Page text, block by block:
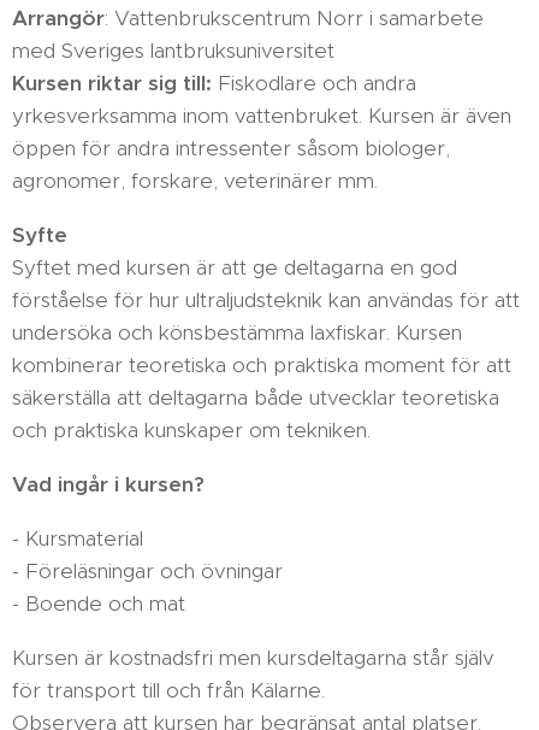
Arrangör: Vattenbrukscentrum Norr i samarbete
med Sveriges lantbruksuniversitet
Kursen riktar sig till: Fiskodlare och andra
yrkesverksamma inom vattenbruket. Kursen är även
öppen för andra intressenter såsom biologer,
agronomer, forskare, veterinärer mm.
Syfte
Syftet med kursen är att ge deltagarna en god
förståelse för hur ultraljudsteknik kan användas för att
undersöka och könsbestämma laxfiskar. Kursen
kombinerar teoretiska och praktiska moment för att
säkerställa att deltagarna både utvecklar teoretiska
och praktiska kunskaper om tekniken.
Vad ingår i kursen?
- Kursmaterial
- Föreläsningar och övningar
- Boende och mat
Kursen är kostnadsfri men kursdeltagarna står själv
för transport till och från Kälarne.
Observera att kursen har begränsat antal platser.